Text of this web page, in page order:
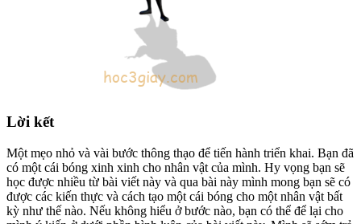
Lời kết
Một mẹo nhỏ và vài bước thông thạo để tiến hành triển khai. Bạn đã
có một cái bóng xinh xinh cho nhân vật của mình. Hy vọng bạn sẽ
học được nhiều từ bài viết này và qua bài này mình mong bạn sẽ có
được các kiến thực và cách tạo một cái bóng cho một nhân vật bất
kỳ như thế nào. Nếu không hiểu ở bước nào, bạn có thể để lại cho